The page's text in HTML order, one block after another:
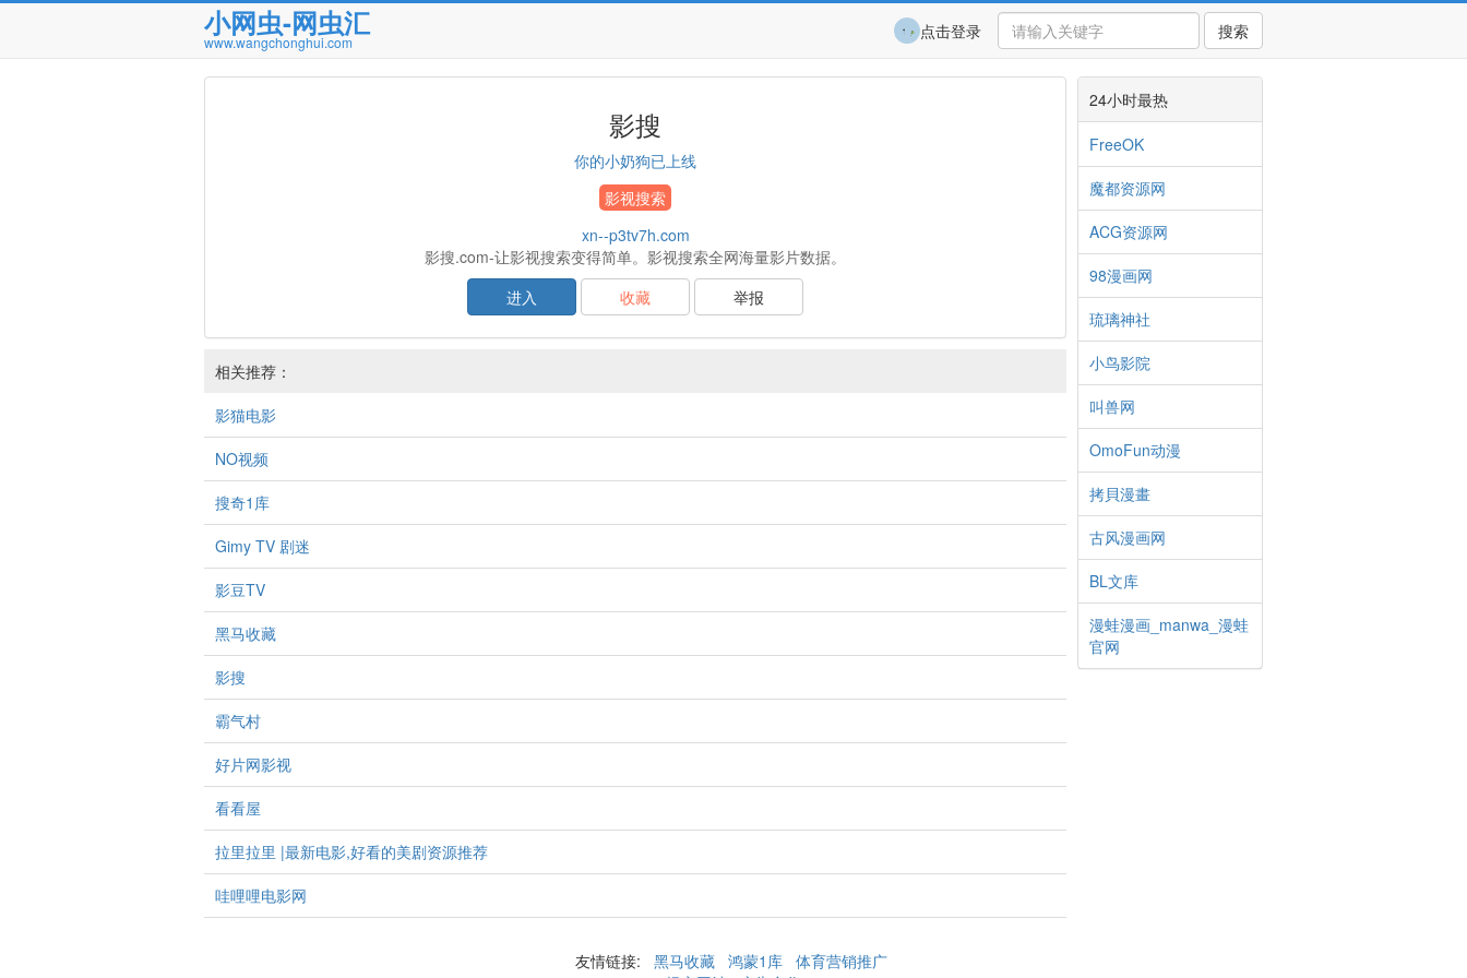
小网虫-网虫汇
www.wangchonghui.com 搜索
点击登录
影搜
你的小奶狗已上线
影视搜索
xn--p3tv7h.com
影搜.com-让影视搜索变得简单。影视搜索全网海量影片数据。
进入
收藏 举报
相关推荐：
影猫电影
NO视频
搜奇1库
Gimy TV 剧迷
影豆TV
黑马收藏
影搜
霸气村
好片网影视
看看屋
拉里拉里 |最新电影,好看的美剧资源推荐
哇哩哩电影网
24小时最热
FreeOK
魔都资源网
ACG资源网
98漫画网
琉璃神社
小鸟影院
叫兽网
OmoFun动漫
拷貝漫畫
古风漫画网
BL文库
漫蛙漫画_manwa_漫蛙
官网
友情链接: 黑马收藏 鸿蒙1库 体育营销推广